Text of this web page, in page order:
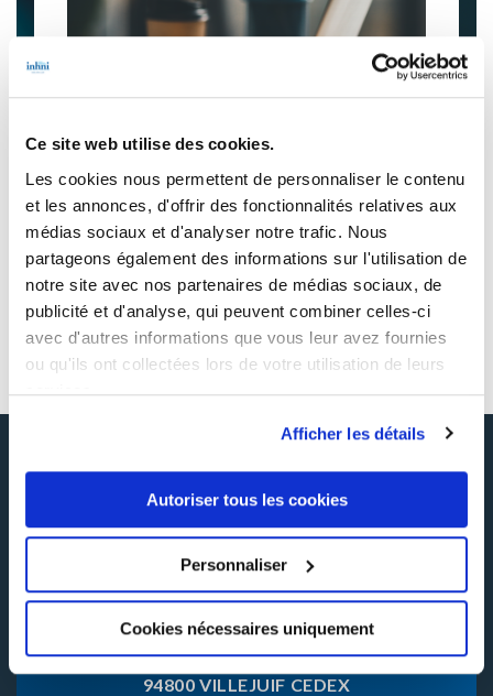
Ce site web utilise des cookies.
Les cookies nous permettent de personnaliser le contenu
et les annonces, d'offrir des fonctionnalités relatives aux
médias sociaux et d'analyser notre trafic. Nous
partageons également des informations sur l'utilisation de
notre site avec nos partenaires de médias sociaux, de
publicité et d'analyse, qui peuvent combiner celles-ci
avec d'autres informations que vous leur avez fournies
ou qu'ils ont collectées lors de votre utilisation de leurs
services.
Afficher les détails
Autoriser tous les cookies
Personnaliser
Cookies nécessaires uniquement
SAVOIRS DE BASE
Les fondamentaux de l’IA - Distanciel
Voir la fiche
INHNI ,
Centre de formation professionnelle continue
et en alternance
34 BD MAXIME GORKI
94800 VILLEJUIF CEDEX